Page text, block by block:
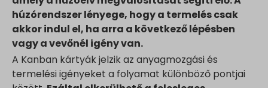
húzórendszer lényege, hogy a termelés csak
akkor indul el, ha arra a következő lépésben
vagy a vevőnél igény van.
A Kanban kártyák jelzik az anyagmozgási és
termelési igényeket a folyamat különböző pontjai
region1.google-analytics.com
stats.g.doubleclick.net
www.google-analytics.com
www.googletagmanager.com
s_epac
ssm_au_c
yith_ywraq_hash
yith_ywraq_items_in_raq
yith_ywraq_session_*